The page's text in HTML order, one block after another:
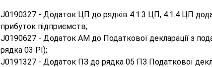
J0190327 - Додаток ЦП до рядків 4.1.3 ЦП, 4.1.4 ЦП
прибуток підприємств;
J0190627 - Додаток АМ до Податкової декларації з
рядка 03 РІ);
J0191327 - Додаток ПЗ до рядка 05 ПЗ Податкової